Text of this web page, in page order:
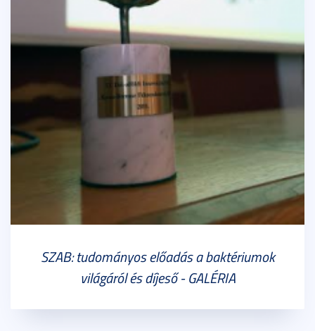
SZAB: tudományos előadás a baktériumok
világáról és díjeső - GALÉRIA